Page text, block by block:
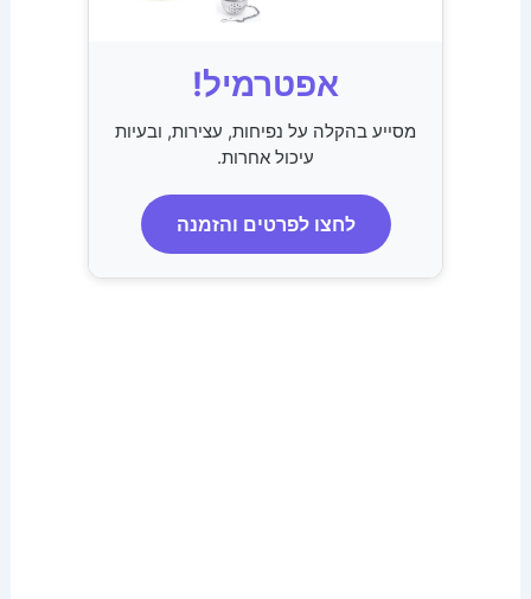
אפטרמיל!
מסייע בהקלה על נפיחות, עצירות, ובעיות
עיכול אחרות.
לחצו לפרטים והזמנה